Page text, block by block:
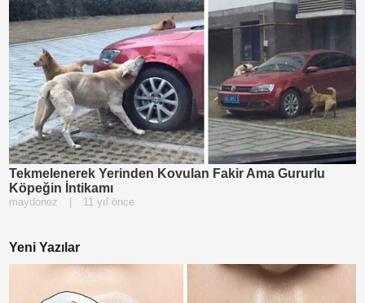
Tekmelenerek Yerinden Kovulan Fakir Ama Gururlu
Köpeğin İntikamı
maydonoz 11 yıl önce
Yeni Yazılar